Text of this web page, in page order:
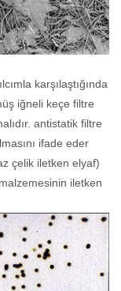
karşılaştığında
iğneli keçe filtre
antistatik filtre
ifade eder
çelik iletken elyaf)
iletken